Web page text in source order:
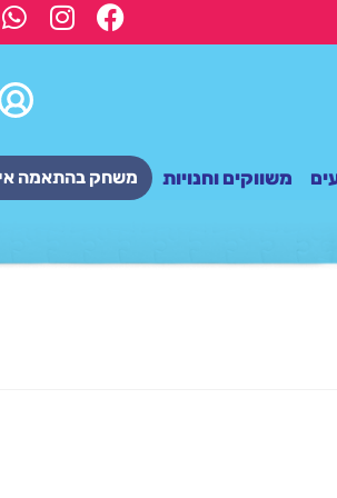
משווקים וחנויות משחק בהתאמה